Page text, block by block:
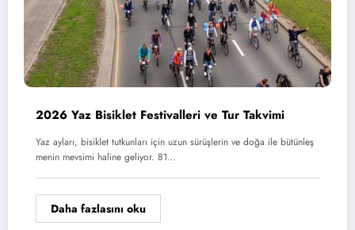
2026 Yaz Bisiklet Festivalleri ve Tur Takvimi
Yaz ayları, bisiklet tutkunları için uzun sürüşlerin ve doğa ile bütünleş
menin mevsimi haline geliyor. 81…
Daha fazlasını oku